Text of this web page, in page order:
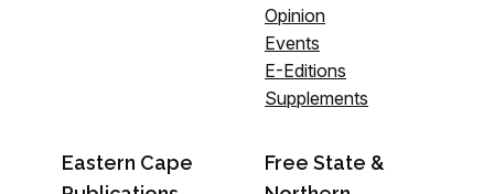
Opinion
Events
E-Editions
Supplements
Eastern Cape
Free State &